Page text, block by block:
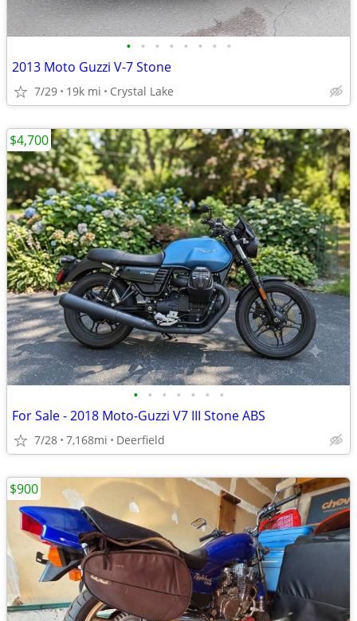
• • • • • • • •
2013 Moto Guzzi V-7 Stone
7/29 19k mi Crystal Lake
• • • • • • •
For Sale - 2018 Moto-Guzzi V7 III Stone ABS
7/28 7,168mi Deerfield
$4,700
$900